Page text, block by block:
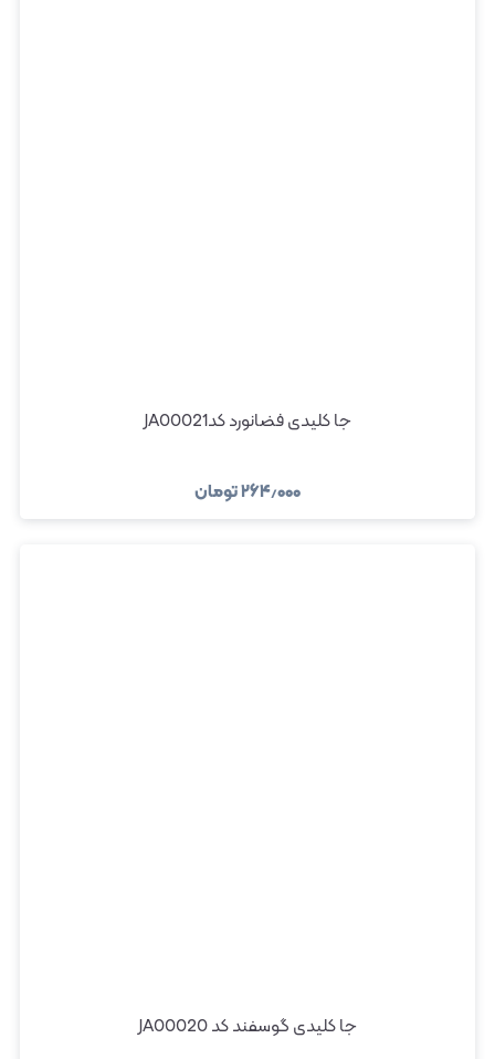
جا کلیدی فضانورد کدJA00021
۲۶۴٫۰۰۰تومان
جا کلیدی گوسفند کد JA00020